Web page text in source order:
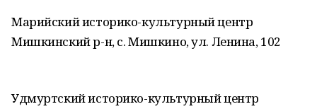
Марийский историко-культурный центр
Мишкинский р-н, с. Мишкино, ул. Ленина, 102
Удмуртский историко-культурный центр